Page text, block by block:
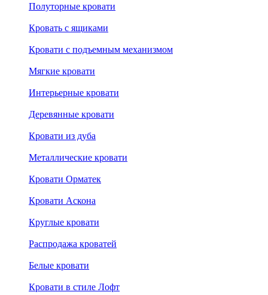
Полуторные кровати
Кровать с ящиками
Кровати с подъемным механизмом
Мягкие кровати
Интерьерные кровати
Деревянные кровати
Кровати из дуба
Металлические кровати
Кровати Орматек
Кровати Аскона
Круглые кровати
Распродажа кроватей
Белые кровати
Кровати в стиле Лофт